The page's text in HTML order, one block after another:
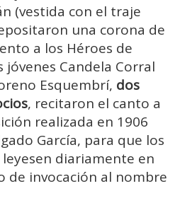
(vestida con el traje
una corona de
a los Héroes de
jóvenes Candela Corral
Esquembrí, dos
, recitaron el canto a
realizada en 1906
García, para que los
diariamente en
de invocación al nombre